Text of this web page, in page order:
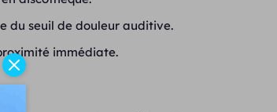
du seuil de douleur auditive.
immédiate.